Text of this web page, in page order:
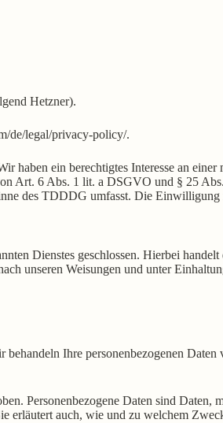
Hetzner).
de/legal/privacy-policy/.
ein berechtigtes Interesse an einer
Art. 6 Abs. 1 lit. a DSGVO und § 25
des TDDDG umfasst. Die Einwilligung
Dienstes geschlossen. Hierbei
unseren Weisungen und unter
Ihre personenbezogenen
Personenbezogene Daten sind
erläutert auch, wie und zu welchem